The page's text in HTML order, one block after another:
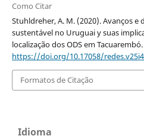
Como Citar
Stuhldreher, A. M. (2020). Avanços
sustentável no Uruguai y suas
localização dos ODS em Tacuarembó.
https://doi.org/10.17058/
Formatos de Citação
Idioma